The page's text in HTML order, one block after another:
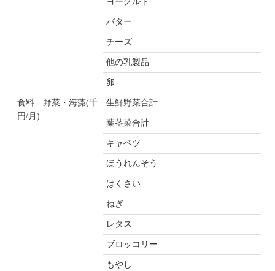
バター
チーズ
他の乳製品
卵
食料 野菜・海藻(千
円/月)
生鮮野菜合計
葉茎菜合計
キャベツ
ほうれんそう
はくさい
ねぎ
レタス
ブロッコリー
もやし